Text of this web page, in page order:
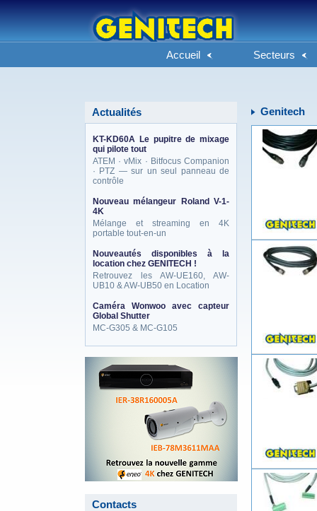
Accueil Secteurs
Actualités
KT-KD60A Le pupitre de mixage
qui pilote tout
ATEM · vMix · Bitfocus Companion
· PTZ — sur un seul panneau de
contrôle
Nouveau mélangeur Roland V-1-
4K
Mélange et streaming en 4K
portable tout-en-un
Nouveautés disponibles à la
location chez GENITECH !
Retrouvez les AW-UE160, AW-
UB10 & AW-UB50 en Location
Caméra Wonwoo avec capteur
Global Shutter
MC-G305 & MC-G105
Contacts
Genitech